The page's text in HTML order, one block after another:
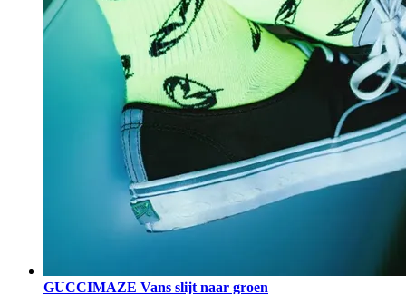
GUCCIMAZE Vans slijt naar groen